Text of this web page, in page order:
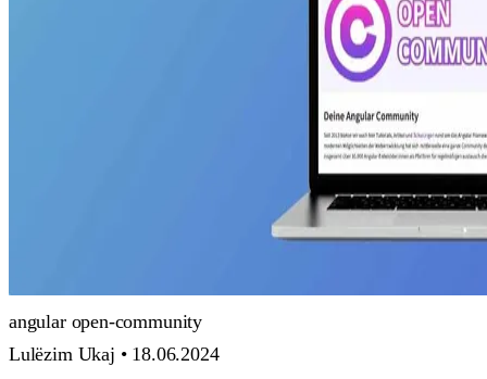
angular open-community
Lulëzim Ukaj • 18.06.2024